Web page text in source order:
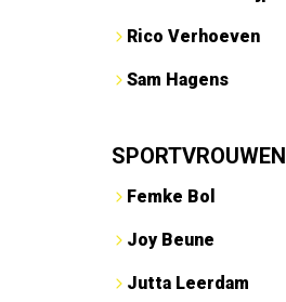
Rico Verhoeven
Sam Hagens
SPORTVROUWEN
Femke Bol
Joy Beune
Jutta Leerdam